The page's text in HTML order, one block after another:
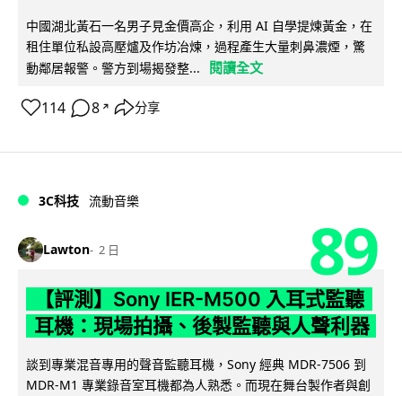
中國湖北黃石一名男子見金價高企，利用 AI 自學提煉黃金，在
租住單位私設高壓爐及作坊冶煉，過程產生大量刺鼻濃煙，驚
動鄰居報警。警方到場揭發整...
閱讀全文
114 8 ↗ 分享
3C科技 流動音樂
Lawton 2 日 89
【評測】Sony IER-M500 入耳式監聽
耳機：現場拍攝、後製監聽與人聲利器
談到專業混音專用的聲音監聽耳機，Sony 經典 MDR-7506 到
MDR-M1 專業錄音室耳機都為人熟悉。而現在舞台製作者與創